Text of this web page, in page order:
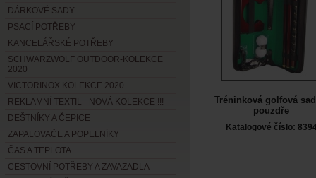
DÁRKOVÉ SADY
PSACÍ POTŘEBY
KANCELÁŘSKÉ POTŘEBY
SCHWARZWOLF OUTDOOR-KOLEKCE
2020
VICTORINOX KOLEKCE 2020
REKLAMNÍ TEXTIL - NOVÁ KOLEKCE !!!
DEŠTNÍKY A ČEPICE
ZAPALOVAČE A POPELNÍKY
ČAS A TEPLOTA
CESTOVNÍ POTŘEBY A ZAVAZADLA
Tréninková golfová
pouzdře
Katalogové číslo: